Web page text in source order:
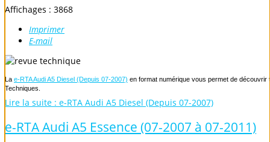
Affichages : 3868
Imprimer
E-mail
La e-RTA Audi A5 Diesel (Depuis 07-2007) en format numérique vous permet de
Techniques.
Lire la suite : e-RTA Audi A5 Diesel (Depuis 07-2007)
e-RTA Audi A5 Essence (07-2007 à 07-2011)